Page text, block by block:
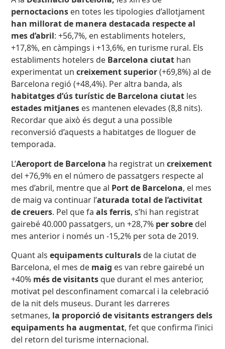
pernoctacions en totes les tipologies d’allotjament
han millorat de manera destacada respecte al
mes d’abril: +56,7%, en establiments hotelers,
+17,8%, en càmpings i +13,6%, en turisme rural. Els
establiments hotelers de Barcelona ciutat han
experimentat uncreixement superior(+69,8%) al de
Barcelona regió (+48,4%). Per altra banda, als
habitatges d’ús turístic de Barcelona ciutat les
estades mitjanes es mantenen elevades (8,8 nits).
Recordar que això és degut a una possible
reconversió d’aquests a habitatges de lloguer de
temporada.
L’Aeroport de Barcelona ha registrat uncreixement
del +76,9% en el número de passatgers respecte al
mes d’abril, mentre que al Port de Barcelona, el mes
de maig va continuar l’aturada total de l’activitat
de creuers. Pel que faalsferris, s’hi han registrat
gairebé 40.000 passatgers, un +28,7% per sobre del
mes anterior i només un -15,2% per sota de 2019.
Quant alsequipaments culturals de la ciutat de
Barcelona, el mes de maig es van rebre gairebé un
+40% més de visitants que durant el mes anterior,
motivat pel desconfinament comarcal i la celebració
de la nit dels museus. Durant les darreres
setmanes, la proporció de visitants estrangers dels
equipaments ha augmentat, fet que confirma l’inici
del retorn del turisme internacional.